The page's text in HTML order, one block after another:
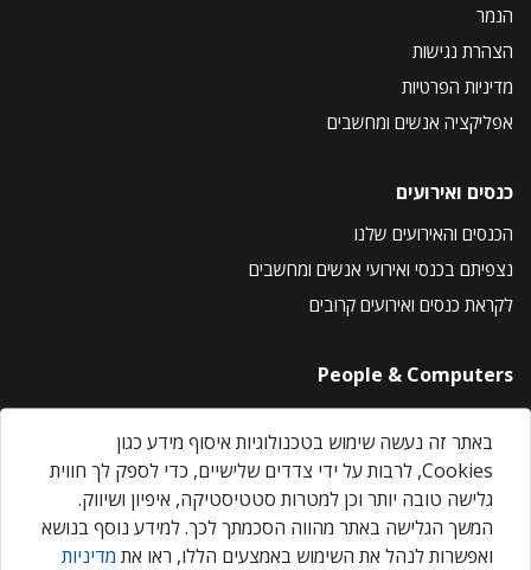
הנמר
הצהרת נגישות
מדיניות הפרטיות
אפליקציה אנשים ומחשבים
כנסים ואירועים
הכנסים והאירועים שלנו
נצפיתם בכנסי ואירועי אנשים ומחשבים
לקראת כנסים ואירועים קרובים
People & Computers
About Us
Privacy Policy
Contact Us
Our Events
באתר זה נעשה שימוש בטכנולוגיות איסוף מידע כגון
Cookies, לרבות על ידי צדדים שלישיים, כדי לספק לך חווית
גלישה טובה יותר וכן למטרות סטטיסטיקה, איפיון ושיווק.
המשך הגלישה באתר מהווה הסכמתך לכך. למידע נוסף בנושא
ואפשרות לנהל את השימוש באמצעים הללו, ראו את מדיניות